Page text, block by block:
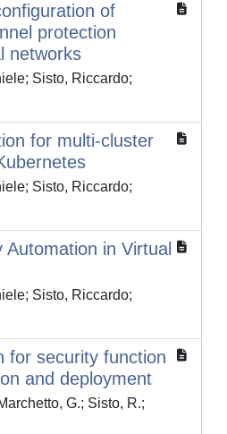
of
protection
networks
Sisto, Riccardo;
for multi-cluster
Sisto, Riccardo;
Automation in Virtual
Sisto, Riccardo;
for security function
and deployment
G.; Sisto, R.;